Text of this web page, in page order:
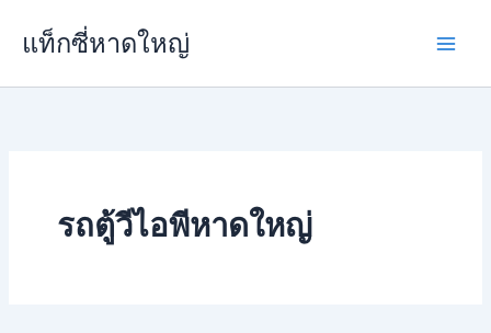
แท็กซี่หาดใหญ่
รถตู้วีไอพีหาดใหญ่